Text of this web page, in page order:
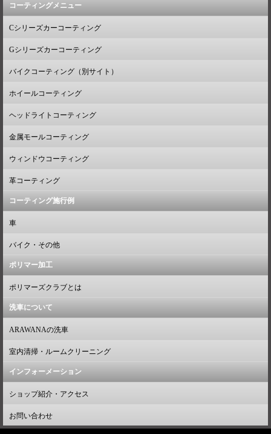
コーティングメニュー
Cシリーズカーコーティング
Gシリーズカーコーティング
バイクコーティング（別サイト）
ホイールコーティング
ヘッドライトコーティング
金属モールコーティング
ウィンドウコーティング
革コーティング
コーティング施行例
車
バイク・その他
ポリマー加工
ポリマーズクラブとは
洗車について
ARAWANAの洗車
室内清掃・ルームクリーニング
インフォーメーション
ショップ紹介・アクセス
お問い合わせ